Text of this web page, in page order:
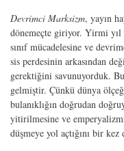
Devrimci Marksizm, yayın
dönemeçte giriyor. Yirmi yıl
sınıf mücadelesine ve
sis perdesinin arkasından
gerektiğini savunuyorduk.
gelmiştir. Çünkü dünya
bulanıklığın doğrudan
yitirilmesine ve
düşmeye yol açtığını bir